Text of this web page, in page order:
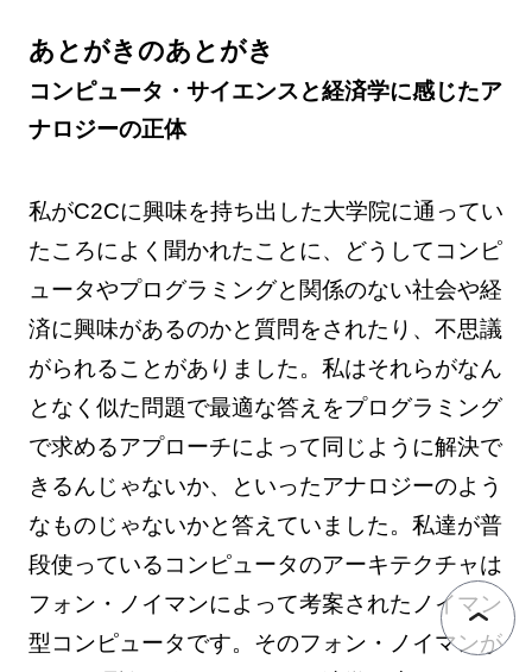
あとがきのあとがき
コンピュータ・サイエンスと経済学に感じたア
ナロジーの正体
私がC2Cに興味を持ち出した大学院に通ってい
たころによく聞かれたことに、どうしてコンピ
ュータやプログラミングと関係のない社会や経
済に興味があるのかと質問をされたり、不思議
がられることがありました。私はそれらがなん
となく似た問題で最適な答えをプログラミング
で求めるアプローチによって同じように解決で
きるんじゃないか、といったアナロジーのよう
なものじゃないかと答えていました。私達が普
段使っているコンピュータのアーキテクチャは
フォン・ノイマンによって考案されたノイマン
型コンピュータです。そのフォン・ノイマンが